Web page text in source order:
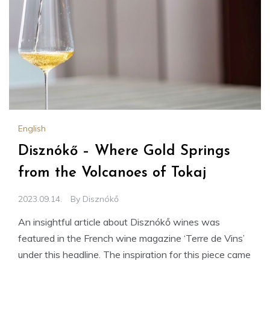
English
Disznókő – Where Gold Springs
from the Volcanoes of Tokaj
2023.09.14. By Disznókő
An insightful article about Disznókő wines was
featured in the French wine magazine ‘Terre de Vins’
under this headline. The inspiration for this piece came